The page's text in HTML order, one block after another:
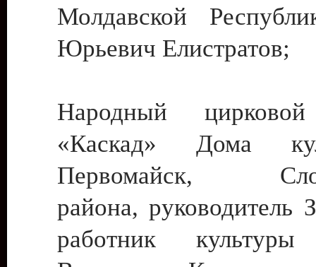
Молдавской
Юрьевич Елистратов;
Народный цирковой
«Каскад» Дома
Первомайск,
района, руководитель
работник культуры